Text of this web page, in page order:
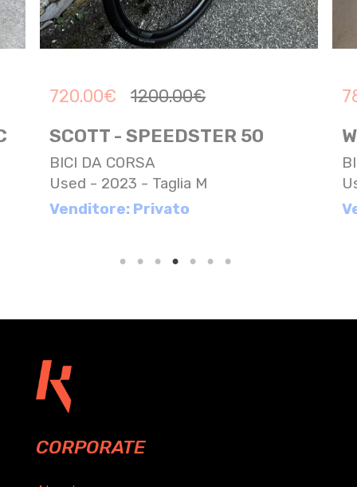
720.00€ 1200.00€
SCOTT - SPEEDSTER 50
BICI DA CORSA
Used - 2023 - Taglia M
Venditore: Privato
CORPORATE